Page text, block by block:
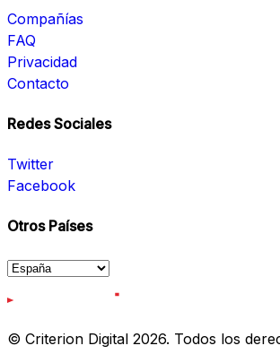
Compañías
FAQ
Privacidad
Contacto
Redes Sociales
Twitter
Facebook
Otros Países
© Criterion Digital 2026. Todos los